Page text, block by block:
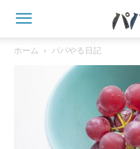
ホーム パパやる日記